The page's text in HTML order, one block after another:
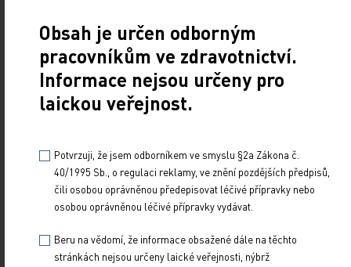
Podíl pacientů, kteří v týdnu 112 dosáhli ≥ 50%
snížení MMD od výchozí hodnoty, byl 57,2 %
(99/173). Snížení MMD o 75 % a více bylo doloženo
% (28/173) pacientů. Změna MMD (standard
deviation, SD) od výchozí hodnoty ve 112. týdnu
činila –4,2 (5,0) dne.
Léčba erenumabem byla během dvouletého
sledování bezpečná a dobře tolerovaná v souladu
Obsah je určen odborným
pracovníkům ve zdravotnictví.
Informace nejsou určeny pro
laickou veřejnost.
Potvrzuji, že jsem odborníkem ve smyslu §2a Zákona č.
40/1995 Sb., o regulaci reklamy, ve znění pozdějších předpisů,
čili osobou oprávněnou předepisovat léčivé přípravky nebo
osobou oprávněnou léčivé přípravky vydávat.
Beru na vědomí, že informace obsažené dále na těchto
stránkách nejsou určeny laické veřejnosti, nýbrž